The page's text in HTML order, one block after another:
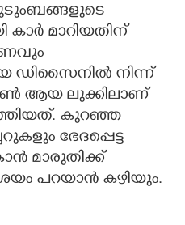
കുടുംബങ്ങളുടെ
കാർ മാറിയതിന്
ഡിസൈനിൽ നിന്ന്
ആയ ലുക്കിലാണ്
കുറഞ്ഞ
ഭേദപ്പെട്ട
മാരുതിക്ക്
പറയാൻ കഴിയും.